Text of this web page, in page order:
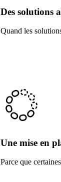
Des solutions
Quand les
Une mise en
Parce que